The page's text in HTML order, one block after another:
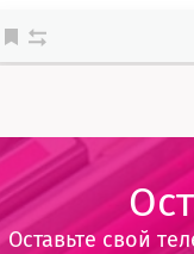
Оставьте свой